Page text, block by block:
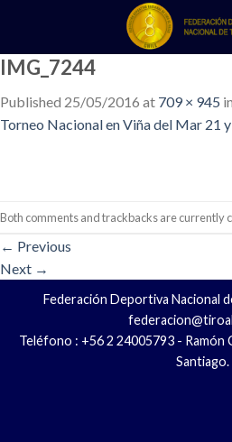
content
IMG_7244
Published 25/05/2016 at 709 × 945 in
Torneo Nacional en Viña del Mar 21
Both comments and trackbacks are currently
← Previous
Next →
Federación Deportiva Nacional
Teléfono : +56 2 24005793 - Ramón
Santiago.